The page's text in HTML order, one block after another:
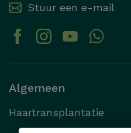
Stuur een e-mail
Algemeen
Haartransplantatie